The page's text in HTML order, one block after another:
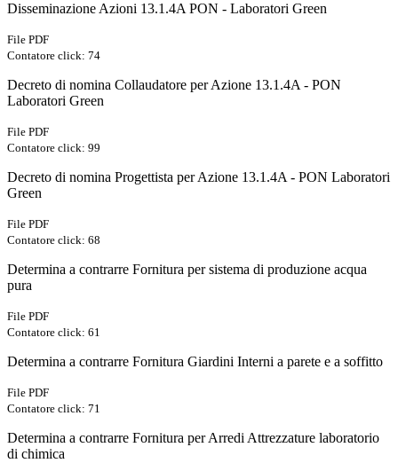
Disseminazione Azioni 13.1.4A PON - Laboratori Green
File PDF
Contatore click: 74
Decreto di nomina Collaudatore per Azione 13.1.4A - PON
Laboratori Green
File PDF
Contatore click: 99
Decreto di nomina Progettista per Azione 13.1.4A - PON Laboratori
Green
File PDF
Contatore click: 68
Determina a contrarre Fornitura per sistema di produzione acqua
pura
File PDF
Contatore click: 61
Determina a contrarre Fornitura Giardini Interni a parete e a soffitto
File PDF
Contatore click: 71
Determina a contrarre Fornitura per Arredi Attrezzature laboratorio
di chimica